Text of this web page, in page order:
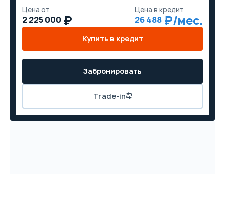
Цена от
2 225 000
Цена в кредит
26 488
Купить в кредит
Trade-in
Забронировать